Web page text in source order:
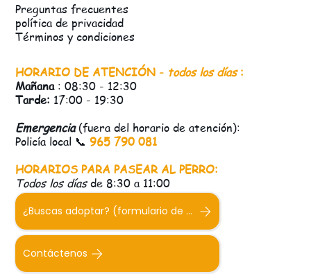
¿Buscas adoptar? (formulario de adopción)
HORARIO DE ATENCIÓN - todos los días:
Mañana: 08:30 - 12:30
Tarde: 17:00 - 19:30
Emergencia(fuera del horario de atención):
Policía local 📞 965 790 081
HORARIOS PARA PASEAR AL PERRO:
Todos los días de 8:30 a 11:00
Contáctenos
Preguntas frecuentes
política de privacidad
Términos y condiciones